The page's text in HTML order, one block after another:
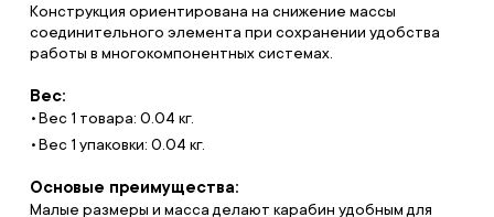
Конструкция ориентирована на снижение массы
соединительного элемента при сохранении удобства
работы в многокомпонентных системах.
Вес:
Вес 1 товара: 0.04 кг.
Вес 1 упаковки: 0.04 кг.
Основые преимущества:
Малые размеры и масса делают карабин удобным для